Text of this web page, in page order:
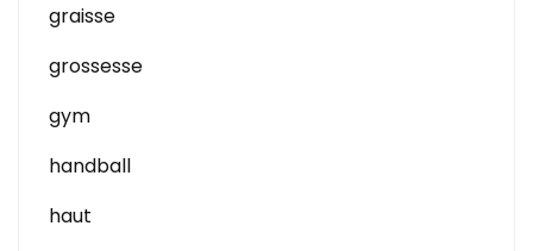
graisse
grossesse
gym
handball
haut